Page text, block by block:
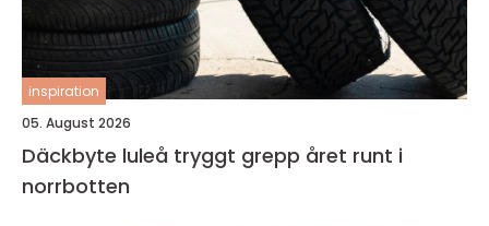
inspiration
05. August 2026
Däckbyte luleå tryggt grepp året runt i
norrbotten